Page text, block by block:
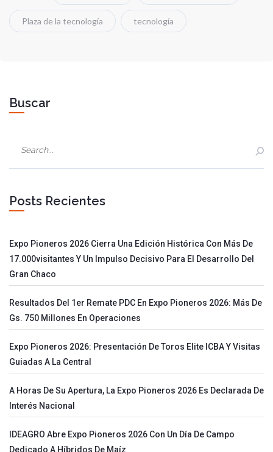
Plaza de la tecnología tecnología
Buscar
Posts Recientes
Expo Pioneros 2026 Cierra Una Edición Histórica Con Más De
17.000visitantes Y Un Impulso Decisivo Para El Desarrollo Del
Gran Chaco
Resultados Del 1er Remate PDC En Expo Pioneros 2026: Más De
Gs. 750 Millones En Operaciones
Expo Pioneros 2026: Presentación De Toros Elite ICBA Y Visitas
Guiadas A La Central
A Horas De Su Apertura, La Expo Pioneros 2026 Es Declarada De
Interés Nacional
IDEAGRO Abre Expo Pioneros 2026 Con Un Día De Campo
Dedicado A Híbridos De Maíz